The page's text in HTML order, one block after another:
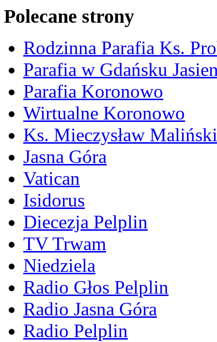
Polecane strony
Rodzinna Parafia Ks.
Parafia w Gdańsku
Parafia Koronowo
Wirtualne Koronowo
Ks. Mieczysław Maliński
Jasna Góra
Vatican
Isidorus
Diecezja Pelplin
TV Trwam
Niedziela
Radio Głos Pelplin
Radio Jasna Góra
Radio Pelplin